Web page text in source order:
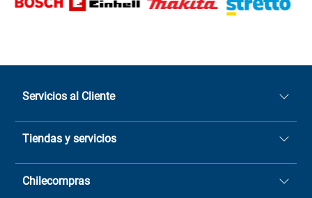
Servicios al Cliente
Quiénes somos
Sucursales
Términos y condiciones
Tiendas y servicios
Casa Matriz: Avenida Chorrillos
2137 San Javier, Fono (73)
Chilecompras